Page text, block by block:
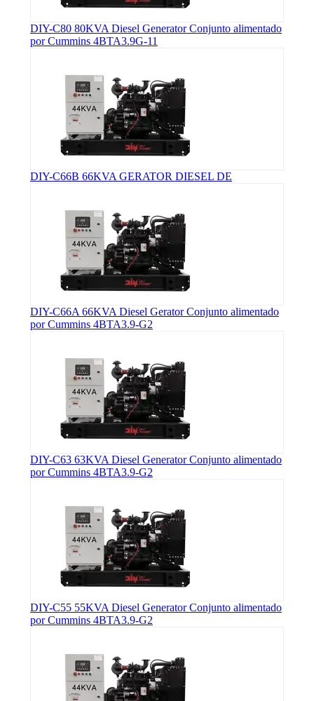
DIY-C80 80KVA Diesel Generator Conjunto alimentado
por Cummins 4BTA3.9G-11
DIY-C66B 66KVA GERATOR DIESEL DE
DIY-C66A 66KVA Diesel Gerator Conjunto alimentado
por Cummins 4BTA3.9-G2
DIY-C63 63KVA Diesel Generator Conjunto alimentado
por Cummins 4BTA3.9-G2
DIY-C55 55KVA Diesel Generator Conjunto alimentado
por Cummins 4BTA3.9-G2